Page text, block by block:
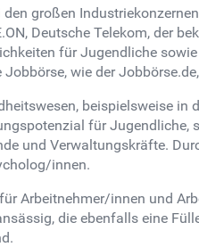
großen
Deutsche Telekom, der
für Jugendliche
wie der
beispielsweise
für
und Verwaltungskräfte.
innen.
Arbeitnehmer/innen und
die ebenfalls eine